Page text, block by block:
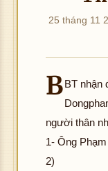
25 tháng 11
BBT nhận
người thân
1- Ông
2)